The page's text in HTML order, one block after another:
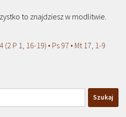
to znajdziesz w modlitwie.
(2 P 1, 16-19) • Ps 97 • Mt 17, 1-9